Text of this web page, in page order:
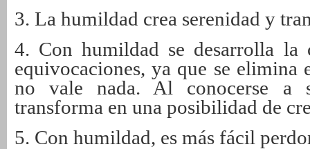
3. La humildad crea serenidad y
4. Con humildad se desarrolla la
equivocaciones, ya que se elimina
no vale nada. Al conocerse a
transforma en una posibilidad de
5. Con humildad, es más fácil